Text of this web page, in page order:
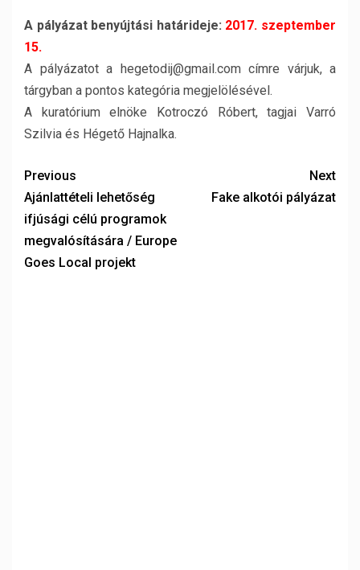
A pályázat benyújtási határideje: 2017. szeptember
15.
A pályázatot a hegetodij@gmail.com címre várjuk, a
tárgyban a pontos kategória megjelölésével.
A kuratórium elnöke Kotroczó Róbert, tagjai Varró
Szilvia és Hégető Hajnalka.
Previous
Ajánlattételi lehetőség
ifjúsági célú programok
megvalósítására / Europe
Goes Local projekt
Next
Fake alkotói pályázat